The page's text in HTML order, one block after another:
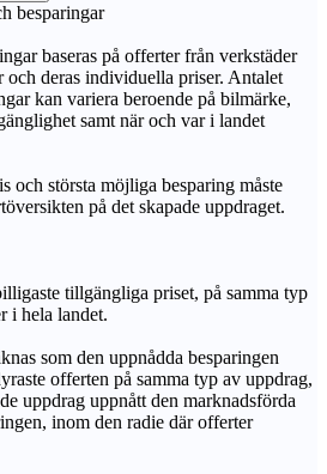
besparingar
baseras på offerter från verkstäder
och deras individuella priser. Antalet
kan variera beroende på bilmärke,
samt när och var i landet
och största möjliga besparing måste
på det skapade uppdraget.
tillgängliga priset, på samma typ
i hela landet.
som den uppnådda besparingen
offerten på samma typ av uppdrag,
uppdrag uppnått den marknadsförda
inom den radie där offerter